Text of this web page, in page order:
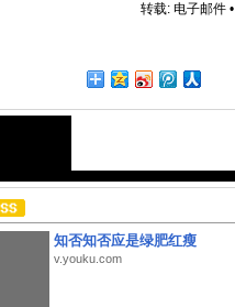
转载: 电子邮件•
知否知否应是绿肥红瘦
v.youku.com